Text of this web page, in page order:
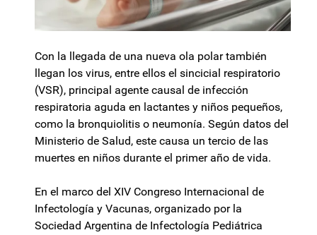
Con la llegada de una nueva ola polar también
llegan los virus, entre ellos el sincicial respiratorio
(VSR), principal agente causal de infección
respiratoria aguda en lactantes y niños pequeños,
como la bronquiolitis o neumonía. Según datos del
Ministerio de Salud, este causa un tercio de las
muertes en niños durante el primer año de vida.
En el marco del XIV Congreso Internacional de
Infectología y Vacunas, organizado por la
Sociedad Argentina de Infectología Pediátrica